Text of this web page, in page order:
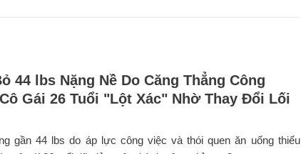
44 lbs Nặng Nề Do Căng Thẳng Công
Gái 26 Tuổi "Lột Xác" Nhờ Thay Đổi Lối
gần 44 lbs do áp lực công việc và thói quen ăn uống thiếu